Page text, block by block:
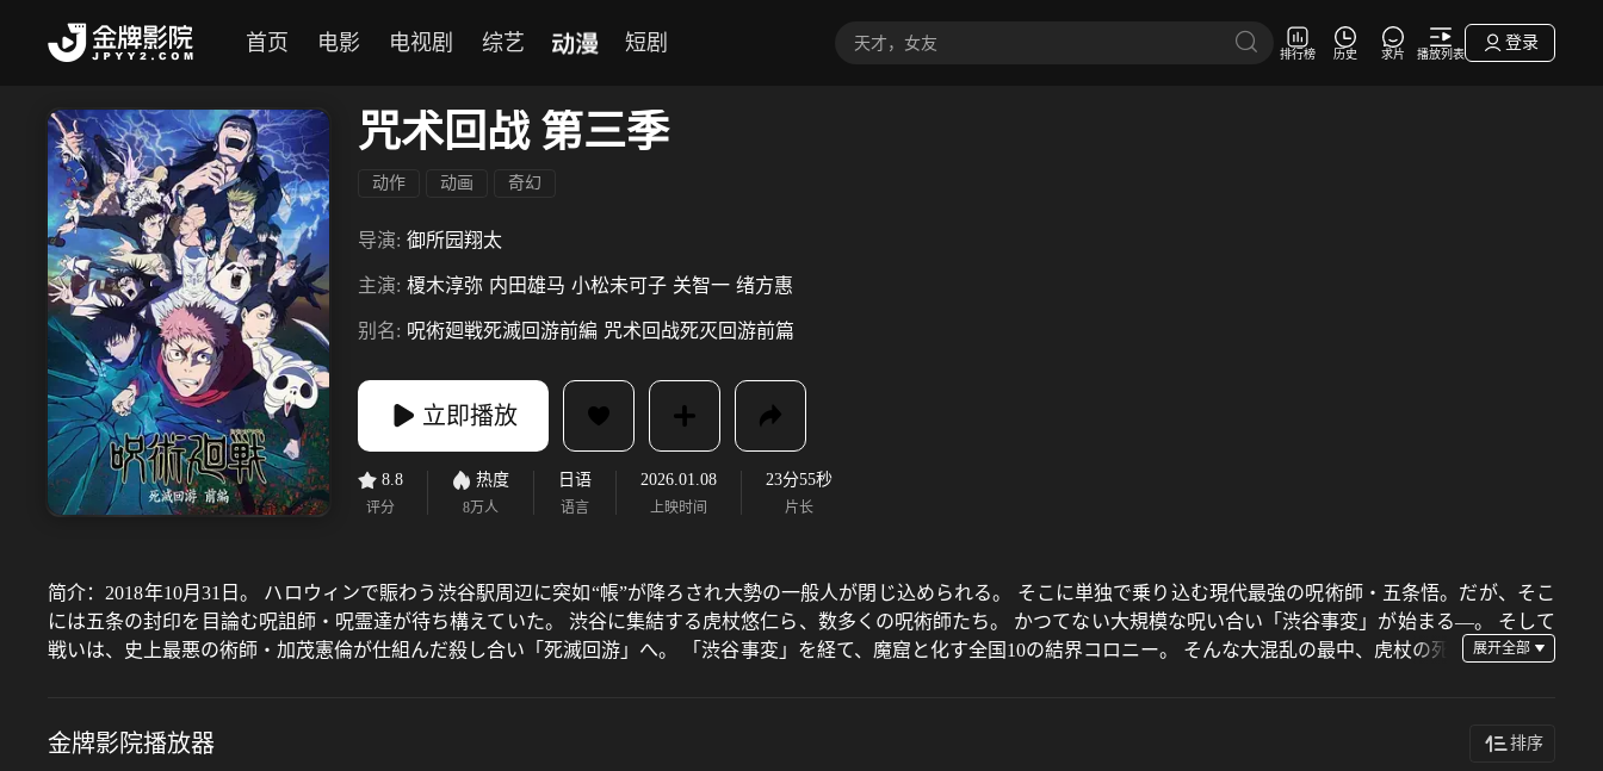
首页 电影 电视剧 综艺 动漫 短剧 排行榜 历史 求片 播放列表
登录
咒术回战 第三季
动作 动画 奇幻
导演: 御所园翔太
主演: 榎木淳弥 内田雄马 小松未可子 关智一 绪方惠
别名: 呪術廻戦死滅回游前編 咒术回战死灭回游前篇
立即播放
8.8
评分
热度
8万人
日语
语言
2026.01.08
上映时间
23分55秒
片长
简介： 2018年10月31日。 ハロウィンで賑わう渋谷駅周辺に突如“帳”が降ろされ大勢の一般人が閉じ込められる。 そこに単独で乗り込む現代最強の呪術師・五条悟。だが、そこ
には五条の封印を目論む呪詛師・呪霊達が待ち構えていた。 渋谷に集結する虎杖悠仁ら、数多くの呪術師たち。 かつてない大規模な呪い合い「渋谷事変」が始まる―。 そして
戦いは、史上最悪の術師・加茂憲倫が仕組んだ殺し合い「死滅回游」へ。 「渋谷事変」を経て、魔窟と化す全国10の結界コロニー。 そんな大混乱の最中、虎杖の死
金牌影院播放器 排序